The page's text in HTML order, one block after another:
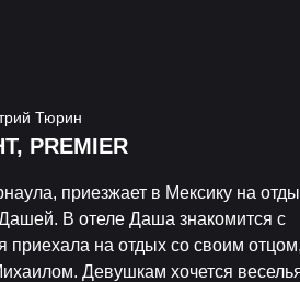
Тюрин
PREMIER
приезжает в Мексику на
В отеле Даша знакомится с
приехала на отдых со своим отцом,
Девушкам хочется